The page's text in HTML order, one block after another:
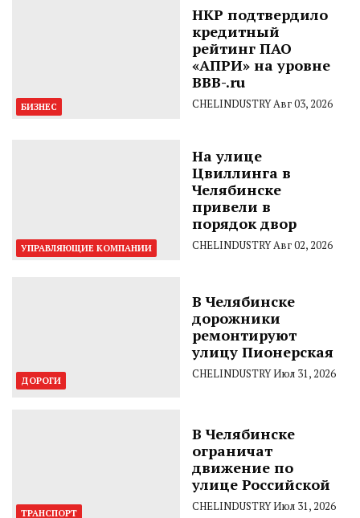
БИЗНЕС
НКР подтвердило
кредитный
рейтинг ПАО
«АПРИ» на уровне
BBB-.ru
CHELINDUSTRYАвг 03, 2026
УПРАВЛЯЮЩИЕ КОМПАНИИ
На улице
Цвиллинга в
Челябинске
привели в
порядок двор
CHELINDUSTRYАвг 02, 2026
ДОРОГИ
В Челябинске
дорожники
ремонтируют
улицу Пионерская
CHELINDUSTRYИюл 31, 2026
ТРАНСПОРТ
В Челябинске
ограничат
движение по
улице Российской
CHELINDUSTRYИюл 31, 2026